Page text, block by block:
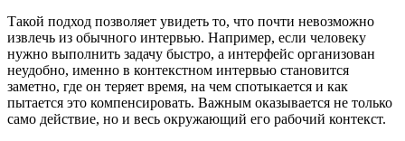
Такой подход позволяет увидеть то, что почти невозможно
извлечь из обычного интервью. Например, если человеку
нужно выполнить задачу быстро, а интерфейс организован
неудобно, именно в контекстном интервью становится
заметно, где он теряет время, на чем спотыкается и как
пытается это компенсировать. Важным оказывается не только
само действие, но и весь окружающий его рабочий контекст.